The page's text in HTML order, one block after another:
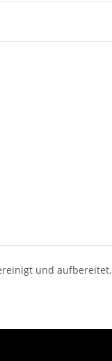
und aufbereitet.